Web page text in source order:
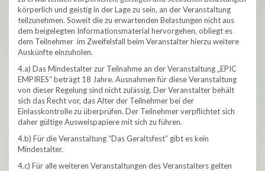
körperlich und geistig in der Lage zu sein, an der Veranstaltung
teilzunehmen. Soweit die zu erwartenden Belastungen nicht aus
dem beigelegten Informationsmaterial hervorgehen, obliegt es
dem Teilnehmer im Zweifelsfall beim Veranstalter hierzu weitere
Auskünfte einzuholen.
4.a) Das Mindestalter zur Teilnahme an der Veranstaltung „EPIC
EMPIRES“ beträgt 18 Jahre. Ausnahmen für diese Veranstaltung
von dieser Regelung sind nicht zulässig. Der Veranstalter behält
sich das Recht vor, das Alter der Teilnehmer bei der
Einlasskontrolle zu überprüfen. Der Teilnehmer verpflichtet sich
daher gültige Ausweispapiere mit sich zu führen.
4.b) Für die Veranstaltung “Das Geraltsfest” gibt es kein
Mindestalter.
4.c) Für alle weiteren Veranstaltungen des Veranstalters gelten